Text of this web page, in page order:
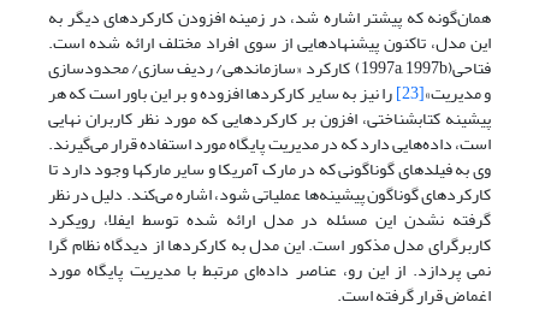
همان‌گونه که پیشتر اشاره شد، در زمینه افزودن کارکردهای دیگر به
این مدل، تاکنون پیشنهادهایی از سوی افراد مختلف ارائه شده است.
فتاحی(1997a, 1997b) کارکرد «سازماندهی/ ردیف سازی/ محدودسازی
و مدیریت»[23] را نیز به سایر کارکردها افزوده و بر این باور است که هر
پیشینه کتابشناختی، افزون بر کارکردهایی که مورد نظر کاربران نهایی
است، داده‌هایی دارد که در مدیریت پایگاه مورد استفاده قرار می‌گیرند.
وی به فیلدهای گوناگونی که در مارک آمریکا و سایر مارکها وجود دارد تا
کارکردهای گوناگون پیشینه‌ها عملیاتی شود، اشاره می‌کند. دلیل در نظر
گرفته نشدن این مسئله در مدل ارائه شده توسط ایفلا، رویکرد
کاربرگرای مدل مذکور است. این مدل به کارکردها از دیدگاه نظام گرا
نمی پردازد. از این رو، عناصر داده‌ای مرتبط با مدیریت پایگاه مورد
اغماض قرار گرفته است.